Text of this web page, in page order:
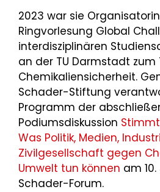
2023 war sie
Ringvorlesung Global
interdisziplinären
an der TU Darmstadt zum
Chemikaliensicherheit.
Schader-Stiftung
Programm der
Podiumsdiskussion
Was Politik, Medien,
Zivilgesellschaft gegen
Umwelt tun können am
Schader-Forum.